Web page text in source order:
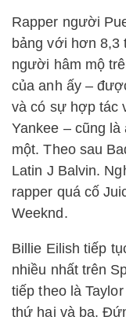
Rapper người
bảng với hơn 8,3
người hâm mộ
của anh ấy –
và có sự hợp tác
Yankee – cũng
một. Theo sau
Latin J Balvin.
rapper quá cố
Weeknd.
Billie Eilish tiếp
nhiều nhất trên
tiếp theo là
thứ hai và ba.